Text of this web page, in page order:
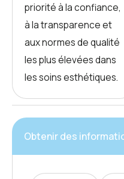
priorité à la confiance,
à la transparence et
aux normes de qualité
les plus élevées dans
les soins esthétiques.
Obtenir des